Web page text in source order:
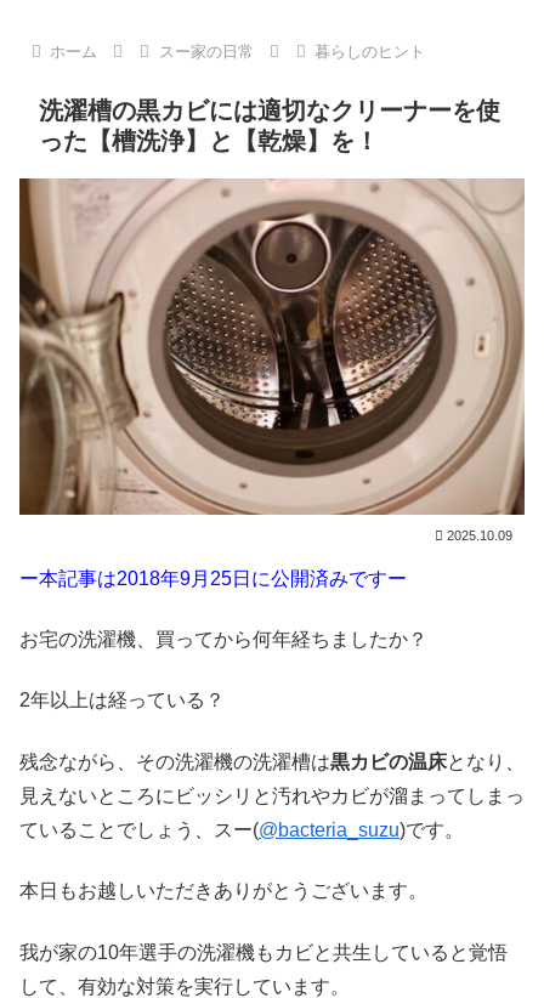
ホーム スー家の日常 暮らしのヒント
洗濯槽の黒カビには適切なクリーナーを使
った【槽洗浄】と【乾燥】を！
2025.10.09
ー本記事は2018年9月25日に公開済みですー
お宅の洗濯機、買ってから何年経ちましたか？
2年以上は経っている？
残念ながら、その洗濯機の洗濯槽は黒カビの温床となり、
見えないところにビッシリと汚れやカビが溜まってしまっ
ていることでしょう、スー(@bacteria_suzu)です。
本日もお越しいただきありがとうございます。
我が家の10年選手の洗濯機もカビと共生していると覚悟
して、有効な対策を実行しています。